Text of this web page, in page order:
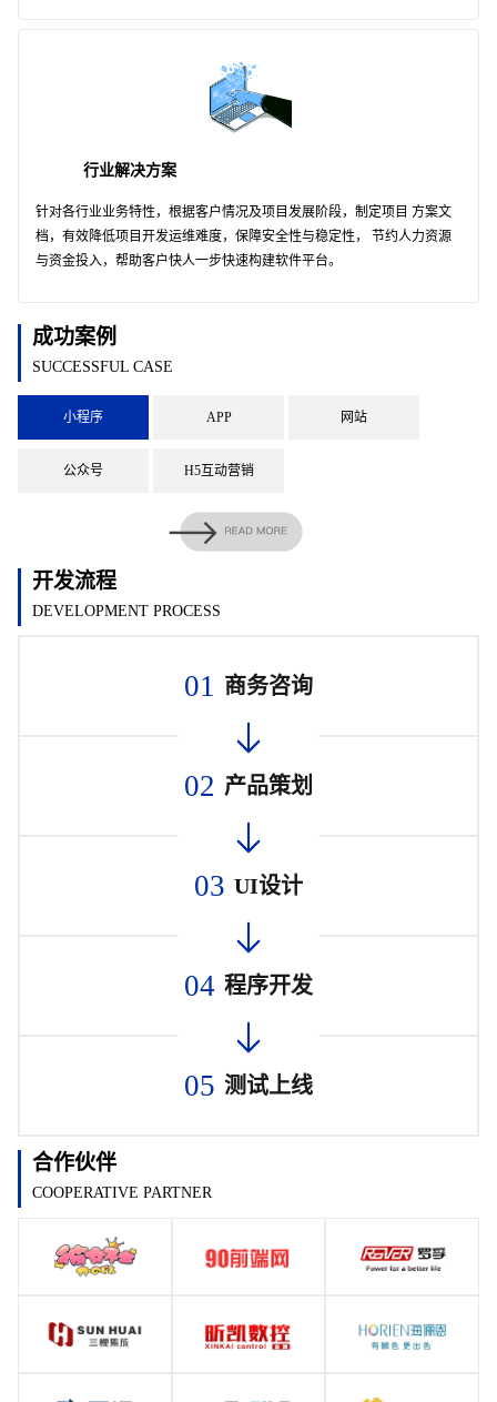
行业解决方案
针对各行业业务特性，根据客户情况及项目发展阶段，制定项目 方案文
档，有效降低项目开发运维难度，保障安全性与稳定性， 节约人力资源
与资金投入，帮助客户快人一步快速构建软件平台。
成功案例
SUCCESSFUL CASE
小程序 APP 网站
公众号 H5互动营销
开发流程
DEVELOPMENT PROCESS
01 商务咨询
02 产品策划
03 UI设计
04 程序开发
05 测试上线
合作伙伴
COOPERATIVE PARTNER